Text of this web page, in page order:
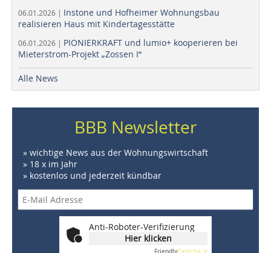
06.01.2026 | Instone und Hofheimer Wohnungsbau
realisieren Haus mit Kindertagesstätte
06.01.2026 | PIONIERKRAFT und lumio+ kooperieren bei
Mieterstrom-Projekt „Zossen I“
Alle News
BBB Newsletter
» wichtige News aus der Wohnungswirtschaft
» 18 x im Jahr
» kostenlos und jederzeit kündbar
Anti-Roboter-Verifizierung
Hier klicken